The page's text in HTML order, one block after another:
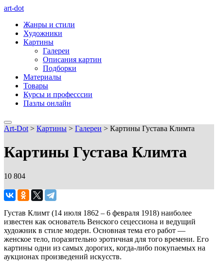
art-dot
Жанры и стили
Художники
Картины
Галереи
Описания картин
Подборки
Материалы
Товары
Курсы и професссии
Пазлы онлайн
Art-Dot > Картины > Галереи > Картины Густава Климта
Картины Густава Климта
10 804
Густав Климт (14 июля 1862 – 6 февраля 1918) наиболее
известен как основатель Венского сецессиона и ведущий
художник в стиле модерн. Основная тема его работ —
женское тело, поразительно эротичная для того времени. Его
картины одни из самых дорогих, когда-либо покупаемых на
аукционах произведений искусств.